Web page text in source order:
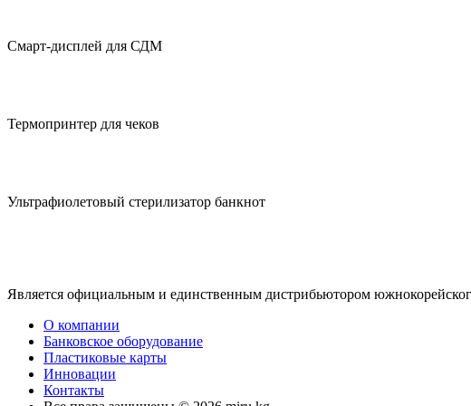
Смарт-дисплей для СДМ
Термопринтер для чеков
Ультрафиолетовый стерилизатор банкнот
Является официальным и единственным дистрибьютором
О компании
Банковское оборудование
Пластиковые карты
Инновации
Контакты